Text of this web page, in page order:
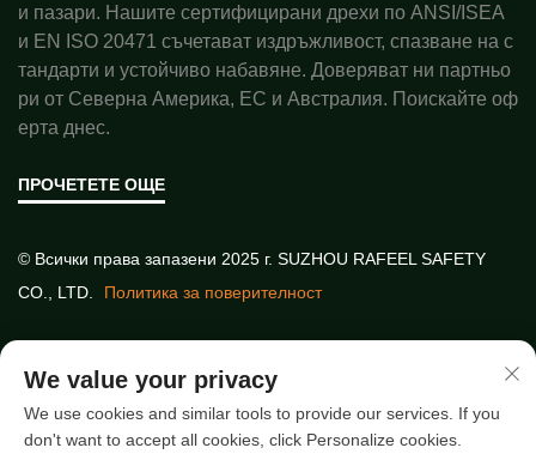
и пазари. Нашите сертифицирани дрехи по ANSI/ISEA
и EN ISO 20471 съчетават издръжливост, спазване на с
тандарти и устойчиво набавяне. Доверяват ни партньо
ри от Северна Америка, ЕС и Австралия. Поискайте оф
ерта днес.
ПРОЧЕТЕТЕ ОЩЕ
© Всички права запазени 2025 г. SUZHOU RAFEEL SAFETY
CO., LTD.
Политика за поверителност
Най-нови статии
We value your privacy
We use cookies and similar tools to provide our services. If you
don't want to accept all cookies, click Personalize cookies.